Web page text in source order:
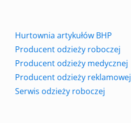
Hurtownia artykułów BHP
Producent odzieży roboczej
Producent odzieży medycznej
Producent odzieży reklamowej
Serwis odzieży roboczej